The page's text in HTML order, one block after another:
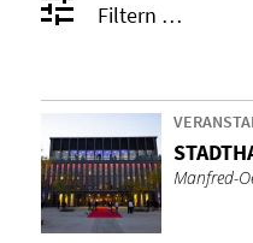
Filtern …
Manfred-